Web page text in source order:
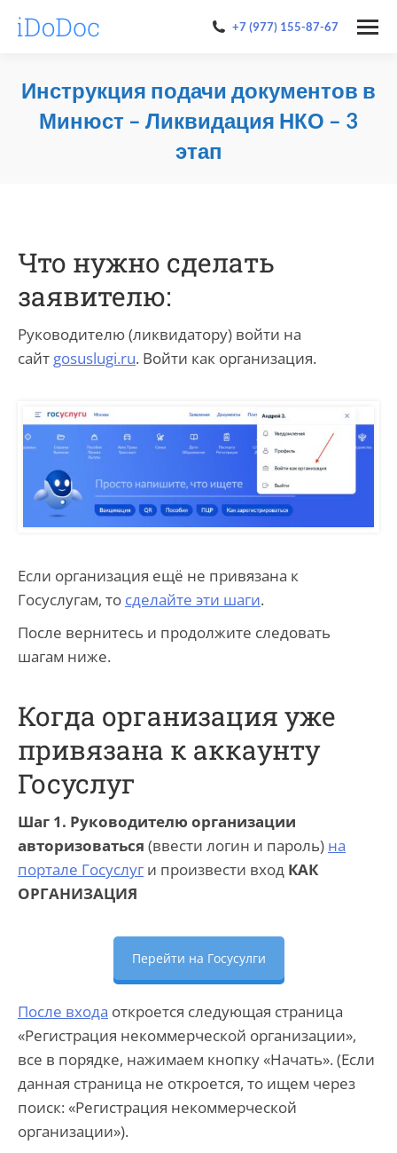
+7 (977) 155-87-67
Инструкция подачи документов в
Минюст – Ликвидация НКО – 3
этап
Что нужно сделать
заявителю:
Руководителю (ликвидатору) войти на
сайт gosuslugi.ru. Войти как организация.
Если организация ещё не привязана к
Госуслугам, то сделайте эти шаги.
После вернитесь и продолжите следовать
шагам ниже.
Когда организация уже
привязана к аккаунту
Госуслуг
Шаг 1. Руководителю организации
авторизоваться (ввести логин и пароль) на
портале Госуслуг и произвести вход КАК
ОРГАНИЗАЦИЯ
Перейти на Госусулги
После входа откроется следующая страница
«Регистрация некоммерческой организации»,
все в порядке, нажимаем кнопку «Начать». (Если
данная страница не откроется, то ищем через
поиск: «Регистрация некоммерческой
организации»).